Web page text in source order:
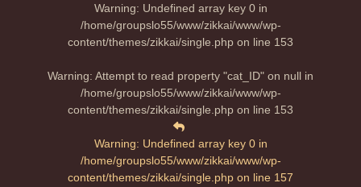
Warning: Undefined array key 0 in
/home/groupslo55/www/zikkai/www/wp-
content/themes/zikkai/single.php on line 153
Warning: Attempt to read property "cat_ID" on null in
/home/groupslo55/www/zikkai/www/wp-
content/themes/zikkai/single.php on line 153
Warning: Undefined array key 0 in
/home/groupslo55/www/zikkai/www/wp-
content/themes/zikkai/single.php on line 157